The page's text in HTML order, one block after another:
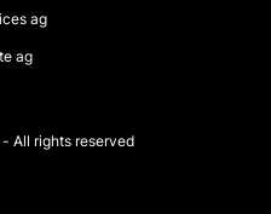
ag
ag
All rights reserved